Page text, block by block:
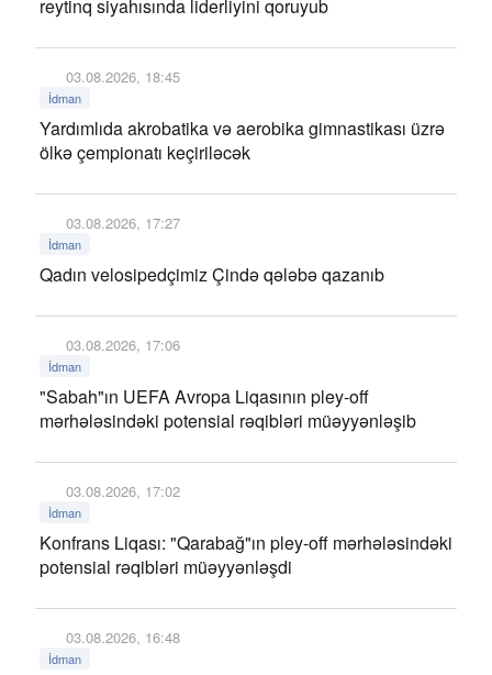
reytinq siyahısında liderliyini qoruyub
03.08.2026, 18:45
İdman
Yardımlıda akrobatika və aerobika gimnastikası üzrə
ölkə çempionatı keçiriləcək
03.08.2026, 17:27
İdman
Qadın velosipedçimiz Çində qələbə qazanıb
03.08.2026, 17:06
İdman
"Sabah"ın UEFA Avropa Liqasının pley-off
mərhələsindəki potensial rəqibləri müəyyənləşib
03.08.2026, 17:02
İdman
Konfrans Liqası: "Qarabağ"ın pley-off mərhələsindəki
potensial rəqibləri müəyyənləşdi
03.08.2026, 16:48
İdman